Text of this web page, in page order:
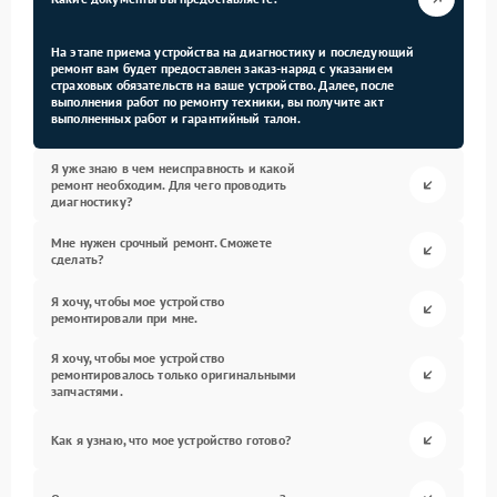
На этапе приема устройства на диагностику и последующий
ремонт вам будет предоставлен заказ-наряд с указанием
страховых обязательств на ваше устройство. Далее, после
выполнения работ по ремонту техники, вы получите акт
выполненных работ и гарантийный талон.
Я уже знаю в чем неисправность и какой
ремонт необходим. Для чего проводить
диагностику?
Мне нужен срочный ремонт. Сможете
сделать?
Я хочу, чтобы мое устройство
ремонтировали при мне.
Я хочу, чтобы мое устройство
ремонтировалось только оригинальными
запчастями.
Как я узнаю, что мое устройство готово?